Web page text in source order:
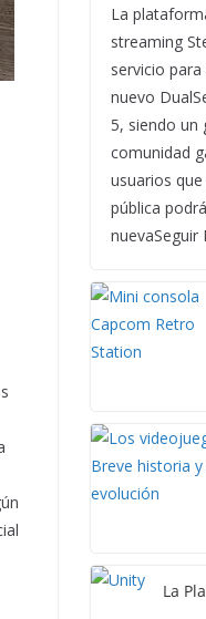
La
streaming
servicio
nuevo
5, siendo un
comunidad
usuarios
pública
nuevaSeguir
La